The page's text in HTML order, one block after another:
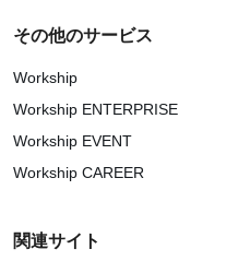
その他のサービス
Workship
Workship ENTERPRISE
Workship EVENT
Workship CAREER
関連サイト